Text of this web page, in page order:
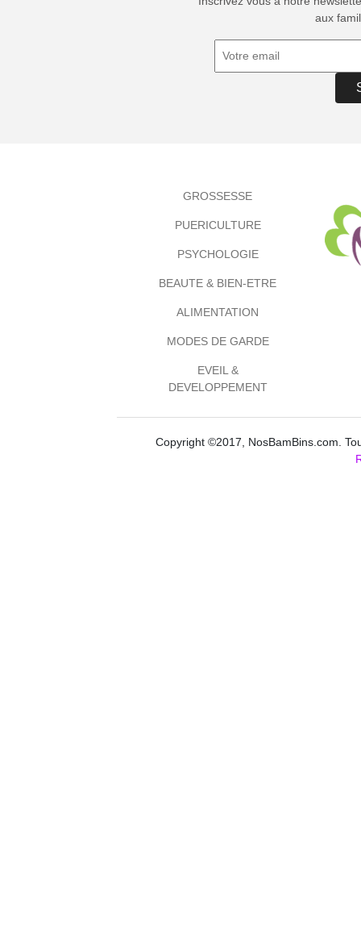
aux
GROSSESSE
PUERICULTURE
PSYCHOLOGIE
BEAUTE & BIEN-ETRE
ALIMENTATION
MODES DE GARDE
EVEIL &
DEVELOPPEMENT
Copyright ©2017, NosBamBins.com.